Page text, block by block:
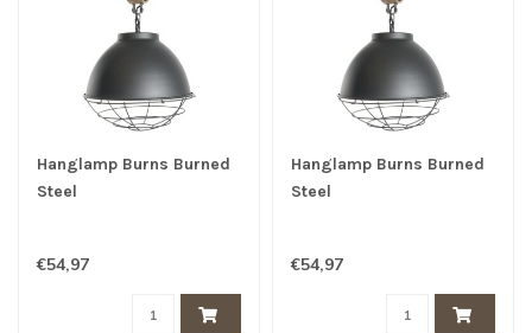
Hanglamp Burns Burned
Steel
€54,97
Hanglamp Burns Burned
Steel
€54,97